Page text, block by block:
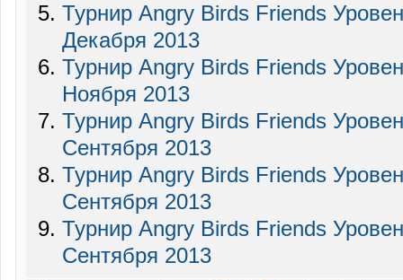
Турнир Angry Birds Friends
Декабря 2013
Турнир Angry Birds Friends
Ноября 2013
Турнир Angry Birds Friends
Сентября 2013
Турнир Angry Birds Friends
Сентября 2013
Турнир Angry Birds Friends
Сентября 2013